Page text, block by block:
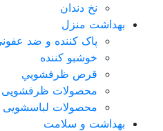
نخ دندان
بهداشت منزل
پاک کننده و ضد عفونی
خوشبو کننده
قرص ظرفشويي
محصولات ظرفشویی
محصولات لباسشویی
بهداشت و سلامت